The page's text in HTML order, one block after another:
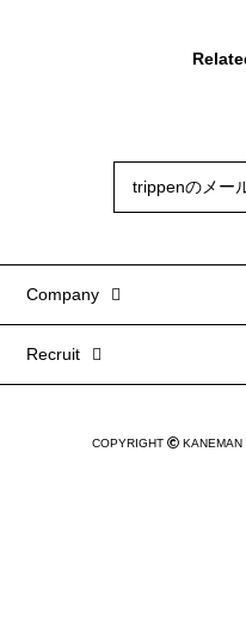
trippenのメー
Company
Recruit
COPYRIGHT KANEMAN